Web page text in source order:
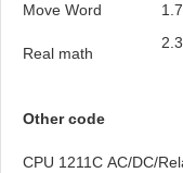
Move Word
Real math
Other code
CPU 1211C AC/DC/